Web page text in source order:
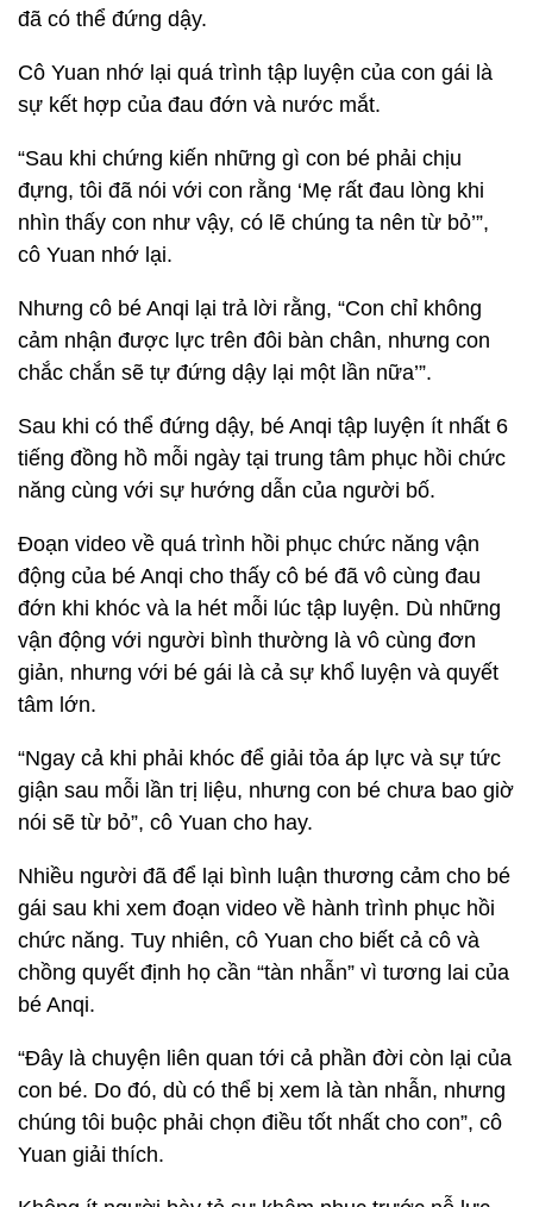
đã có thể đứng dậy.
Cô Yuan nhớ lại quá trình tập luyện của con gái là
sự kết hợp của đau đớn và nước mắt.
“Sau khi chứng kiến những gì con bé phải chịu
đựng, tôi đã nói với con rằng ‘Mẹ rất đau lòng khi
nhìn thấy con như vậy, có lẽ chúng ta nên từ bỏ’”,
cô Yuan nhớ lại.
Nhưng cô bé Anqi lại trả lời rằng, “Con chỉ không
cảm nhận được lực trên đôi bàn chân, nhưng con
chắc chắn sẽ tự đứng dậy lại một lần nữa’”.
Sau khi có thể đứng dậy, bé Anqi tập luyện ít nhất 6
tiếng đồng hồ mỗi ngày tại trung tâm phục hồi chức
năng cùng với sự hướng dẫn của người bố.
Đoạn video về quá trình hồi phục chức năng vận
động của bé Anqi cho thấy cô bé đã vô cùng đau
đớn khi khóc và la hét mỗi lúc tập luyện. Dù những
vận động với người bình thường là vô cùng đơn
giản, nhưng với bé gái là cả sự khổ luyện và quyết
tâm lớn.
“Ngay cả khi phải khóc để giải tỏa áp lực và sự tức
giận sau mỗi lần trị liệu, nhưng con bé chưa bao giờ
nói sẽ từ bỏ”, cô Yuan cho hay.
Nhiều người đã để lại bình luận thương cảm cho bé
gái sau khi xem đoạn video về hành trình phục hồi
chức năng. Tuy nhiên, cô Yuan cho biết cả cô và
chồng quyết định họ cần “tàn nhẫn” vì tương lai của
bé Anqi.
“Đây là chuyện liên quan tới cả phần đời còn lại của
con bé. Do đó, dù có thể bị xem là tàn nhẫn, nhưng
chúng tôi buộc phải chọn điều tốt nhất cho con”, cô
Yuan giải thích.